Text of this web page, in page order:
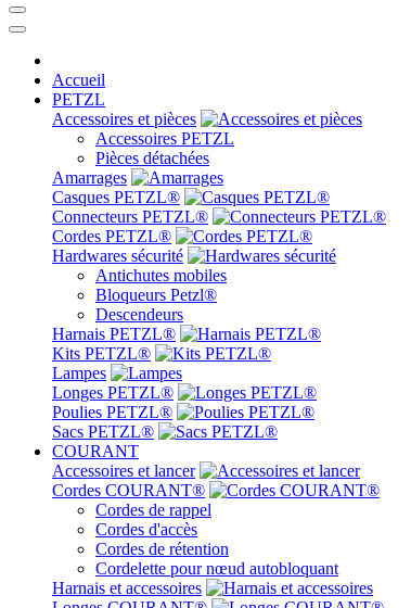
Accueil
PETZL
Accessoires et pièces
Accessoires PETZL
Pièces détachées
Amarrages
Casques PETZL®
Connecteurs PETZL®
Cordes PETZL®
Hardwares sécurité
Antichutes mobiles
Bloqueurs Petzl®
Descendeurs
Harnais PETZL®
Kits PETZL®
Lampes
Longes PETZL®
Poulies PETZL®
Sacs PETZL®
COURANT
Accessoires et lancer
Cordes COURANT®
Cordes de rappel
Cordes d'accès
Cordes de rétention
Cordelette pour nœud autobloquant
Harnais et accessoires